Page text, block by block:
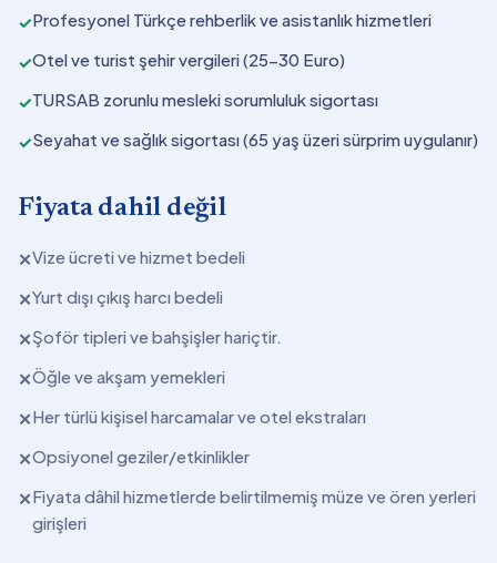
✓Profesyonel Türkçe rehberlik ve asistanlık hizmetleri
✓Otel ve turist şehir vergileri (25-30 Euro)
✓TURSAB zorunlu mesleki sorumluluk sigortası
✓Seyahat ve sağlık sigortası (65 yaş üzeri sürprim uygulanır)
Fiyata dahil değil
✕Vize ücreti ve hizmet bedeli
✕Yurt dışı çıkış harcı bedeli
✕Şoför tipleri ve bahşişler hariçtir.
✕Öğle ve akşam yemekleri
✕Her türlü kişisel harcamalar ve otel ekstraları
✕Opsiyonel geziler/etkinlikler
✕Fiyata dâhil hizmetlerde belirtilmemiş müze ve ören yerleri
girişleri